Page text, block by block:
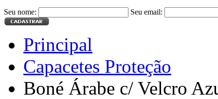
Seu nome: Seu email:
Principal
Capacetes Proteção
Boné Árabe c/ Velcro